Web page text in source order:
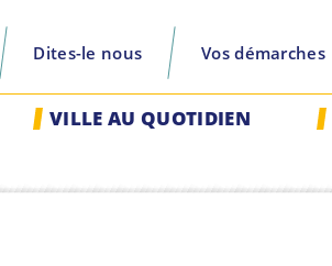
Dites-le nous Vos démarches
recherche
VILLE AU QUOTIDIEN